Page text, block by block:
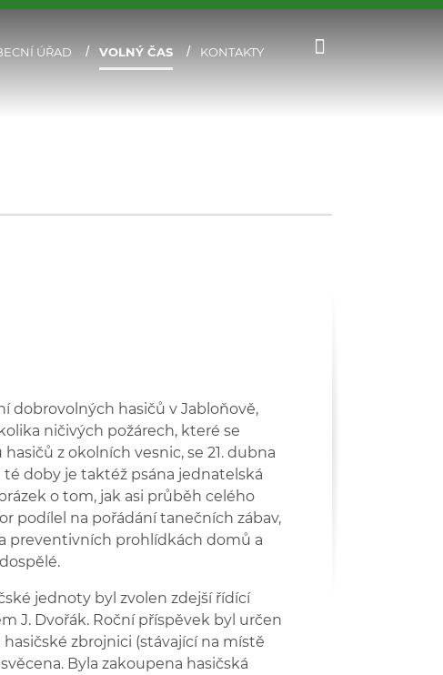
ÚŘAD VOLNÝ ČAS KONTAKTY
dobrovolných hasičů v Jabloňově,
ničivých požárech, které se
z okolních vesnic, se 21. dubna
té doby je taktéž psána jednatelská
o tom, jak asi průběh celého
podílel na pořádání tanečních zábav,
preventivních prohlídkách domů a
jednoty byl zvolen zdejší řídící
J. Dvořák. Roční příspěvek byl určen
zbrojnici (stávající na místě
Byla zakoupena hasičská